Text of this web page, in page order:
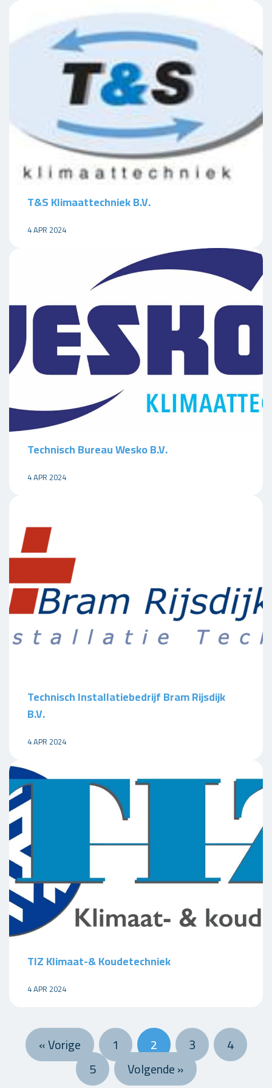
T&S Klimaattechniek B.V.
4 APR 2024
Technisch Bureau Wesko B.V.
4 APR 2024
Technisch Installatiebedrijf Bram Rijsdijk
B.V.
4 APR 2024
TIZ Klimaat-& Koudetechniek
4 APR 2024
« Vorige 1 2 3
4
5
Volgende »